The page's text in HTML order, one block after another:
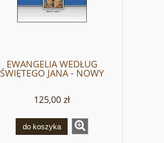
EWANGELIA WEDŁUG
ŚWIĘTEGO JANA - NOWY
KOMENTARZ BIBLIJNY
125,00 zł
do koszyka